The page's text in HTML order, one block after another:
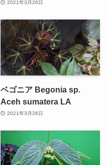
2021年3月26日
ベゴニア Begonia sp.
Aceh sumatera LA
2021年3月26日